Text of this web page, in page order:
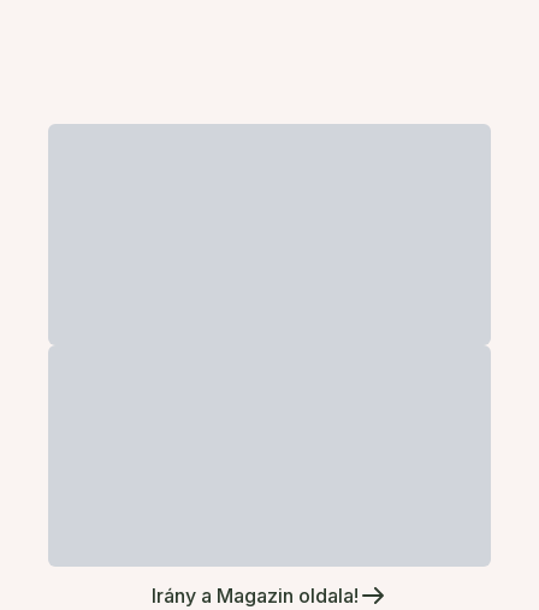
Irány a Magazin oldala!